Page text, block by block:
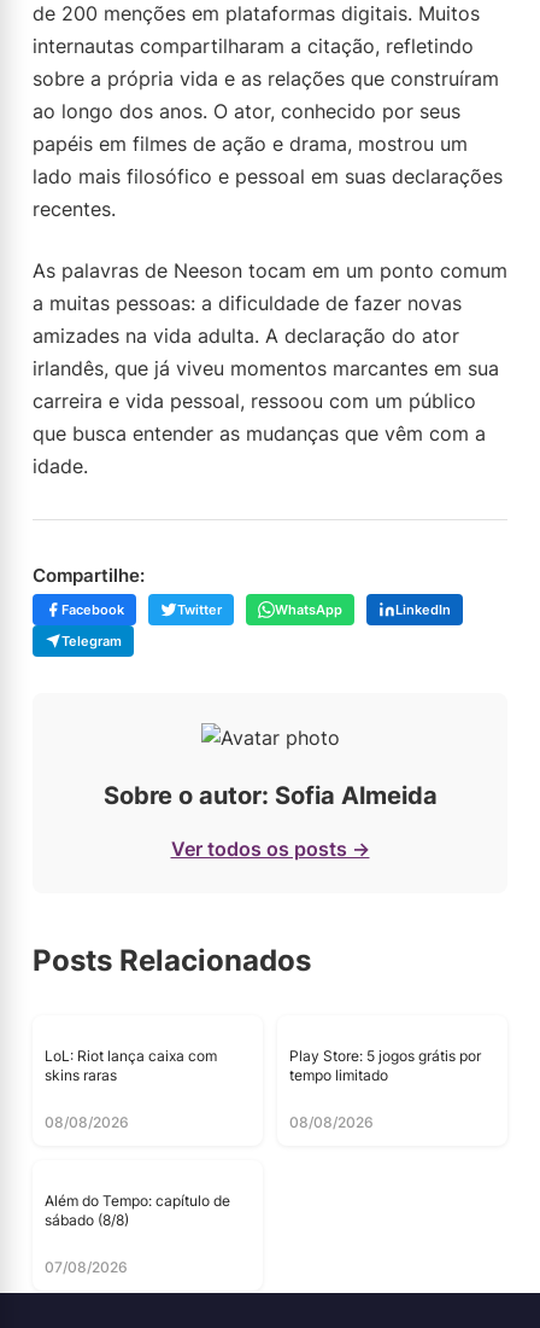
de 200 menções em plataformas digitais. Muitos
internautas compartilharam a citação, refletindo
sobre a própria vida e as relações que construíram
ao longo dos anos. O ator, conhecido por seus
papéis em filmes de ação e drama, mostrou um
lado mais filosófico e pessoal em suas declarações
recentes.
As palavras de Neeson tocam em um ponto comum
a muitas pessoas: a dificuldade de fazer novas
amizades na vida adulta. A declaração do ator
irlandês, que já viveu momentos marcantes em sua
carreira e vida pessoal, ressoou com um público
que busca entender as mudanças que vêm com a
idade.
Compartilhe:
Facebook Twitter WhatsApp
LinkedIn
Telegram
Sobre o autor: Sofia Almeida
Ver todos os posts →
Posts Relacionados
LoL: Riot lança caixa com
skins raras
08/08/2026
Play Store: 5 jogos grátis por
tempo limitado
08/08/2026
Além do Tempo: capítulo de
sábado (8/8)
07/08/2026